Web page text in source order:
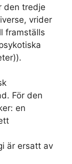
den tredje
vrider
framställs
För den
en
är ersatt av